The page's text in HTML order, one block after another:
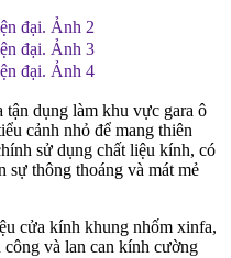
dụng làm khu vực gara ô
cảnh nhỏ để mang thiên
sử dụng chất liệu kính, có
sự thông thoáng và mát mẻ
cửa kính khung nhốm xinfa,
và lan can kính cường